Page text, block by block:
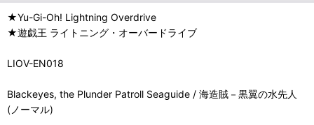
★Yu-Gi-Oh! Lightning Overdrive
★遊戯王 ライトニング・オーバードライブ
LIOV-EN018
Blackeyes, the Plunder Patroll Seaguide / 海造賊－黒翼の水先人
(ノーマル)